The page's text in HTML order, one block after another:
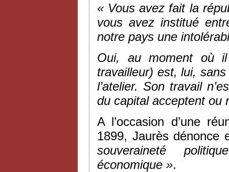
« Vous avez fait la
vous avez institué
notre pays une
Oui, au moment où
travailleur) est, lui,
l’atelier. Son travail
du capital acceptent ou
A l’occasion d’une
1899, Jaurès dénonce
souveraineté
économique ».